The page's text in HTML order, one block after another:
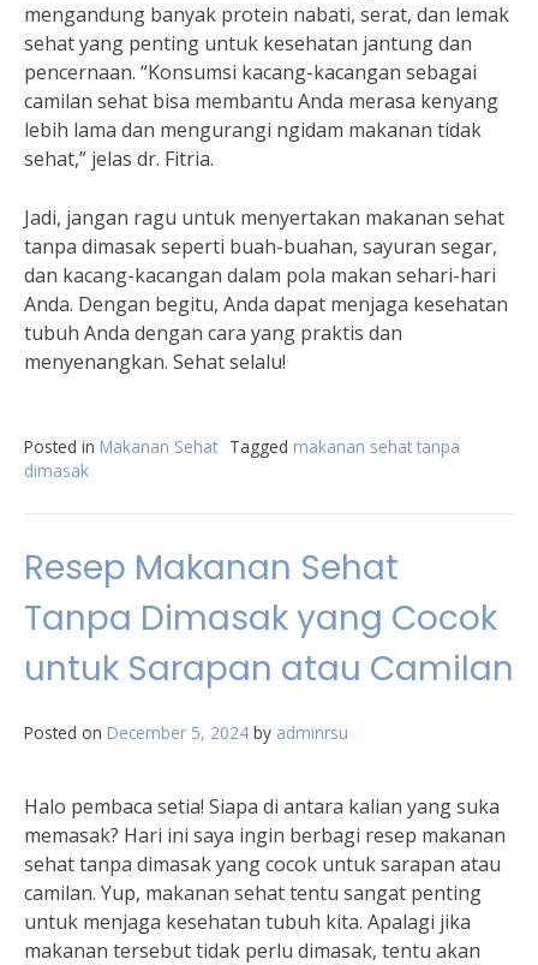
mengandung banyak protein nabati, serat, dan lemak
sehat yang penting untuk kesehatan jantung dan
pencernaan. “Konsumsi kacang-kacangan sebagai
camilan sehat bisa membantu Anda merasa kenyang
lebih lama dan mengurangi ngidam makanan tidak
sehat,” jelas dr. Fitria.
Jadi, jangan ragu untuk menyertakan makanan sehat
tanpa dimasak seperti buah-buahan, sayuran segar,
dan kacang-kacangan dalam pola makan sehari-hari
Anda. Dengan begitu, Anda dapat menjaga kesehatan
tubuh Anda dengan cara yang praktis dan
menyenangkan. Sehat selalu!
Posted in Makanan Sehat Tagged makanan sehat tanpa
dimasak
Resep Makanan Sehat
Tanpa Dimasak yang Cocok
untuk Sarapan atau Camilan
Posted on December 5, 2024 by adminrsu
Halo pembaca setia! Siapa di antara kalian yang suka
memasak? Hari ini saya ingin berbagi resep makanan
sehat tanpa dimasak yang cocok untuk sarapan atau
camilan. Yup, makanan sehat tentu sangat penting
untuk menjaga kesehatan tubuh kita. Apalagi jika
makanan tersebut tidak perlu dimasak, tentu akan